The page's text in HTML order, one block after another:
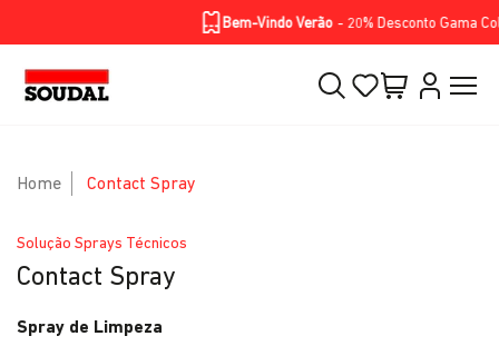
Produtos BIKE RANGE
Bem-Vindo Verão- 20% Desconto Gama
Home Contact Spray
Solução Sprays Técnicos
Contact Spray
Spray de Limpeza